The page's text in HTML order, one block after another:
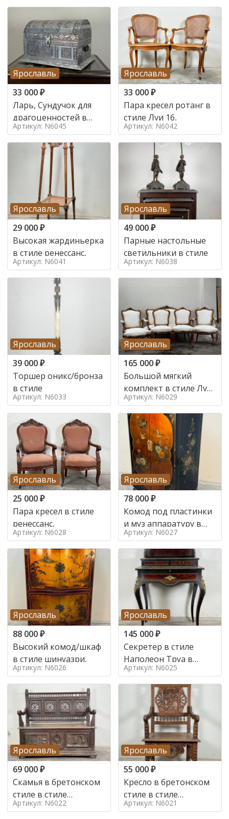
Ярославль
33 000₽
Ларь, Сундучок для
драгоценностей в
стиле
Артикул: N6045
Ярославль
33 000₽
Пара кресел ротанг в
стиле Луи 16,
Артикул: N6042
Ярославль
29 000₽
Высокая жардиньерка
в стиле ренессанс,
Артикул: N6041
Ярославль
49 000₽
Парные настольные
светильники в стиле
Артикул: N6038
Ярославль
39 000₽
Торшер оникс/бронза
в стиле
Артикул: N6033
Ярославль
165 000₽
Большой мягкий
комплект в стиле Луи
в стиле
Артикул: N6029
Ярославль
25 000₽
Пара кресел в стиле
ренессанс,
Артикул: N6028
Ярославль
78 000₽
Комод под пластинки
и муз аппаратуру в
стиле шинуазри,
Артикул: N6027
Ярославль
88 000₽
Высокий комод/шкаф
в стиле шинуазри,
Артикул: N6026
Ярославль
145 000₽
Секретер в стиле
Наполеон Труа в
стиле 19 век
Артикул: N6025
Ярославль
69 000₽
Скамья в бретонском
стиле в стиле
Артикул: N6022
Ярославль
55 000₽
Кресло в бретонском
стиле в стиле
Артикул: N6021